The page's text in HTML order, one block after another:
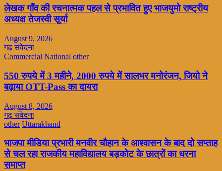
लेखक गाँव की रचनात्मक पहल से प्रभावित हुए भाजयुमो राष्ट्रीय
अध्यक्ष तेजस्वी सूर्या
August 9, 2026
गढ़ संवेदना
Commercial National other
550 रुपये में 3 महीने, 2000 रुपये में सालभर मनोरंजन, जियो ने
बढ़ाया OTT-Pass का दायरा
August 8, 2026
गढ़ संवेदना
other Uttarakhand
भाजपा मीडिया प्रभारी मनवीर चौहान के आश्वासन के बाद दो सप्ताह
से चल रहा राजकीय महाविद्यालय बड़कोट के छात्रों का धरना
समाप्त